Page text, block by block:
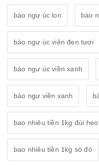
bào ngư úc lon bào
bào ngư úc viên đen tươi
bào ngư úc viền xanh
bào ngư viền xanh
bao nhiêu tiền 1kg đùi
bao nhiêu tiền 1kg sò đỏ